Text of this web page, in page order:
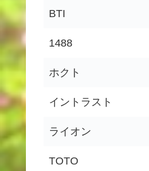
BTI
1488
ホクト
イントラスト
ライオン
TOTO